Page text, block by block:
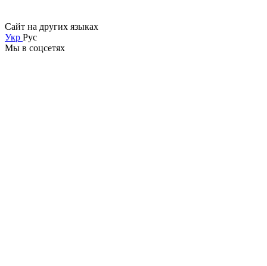
Сайт на других языках
Укр Рус
Мы в соцсетях